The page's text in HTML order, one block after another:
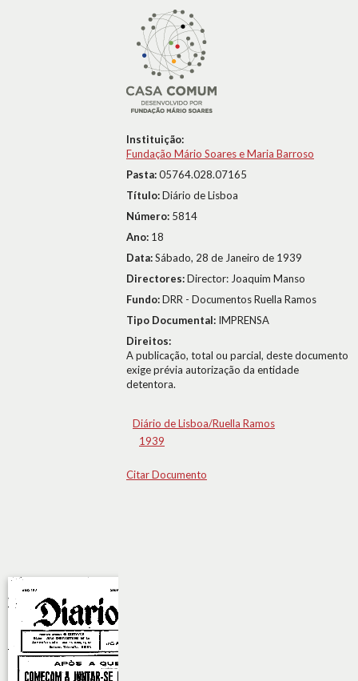
Instituição:
Fundação Mário Soares e Maria Barroso
Pasta:05764.028.07165
Título:Diário de Lisboa
Número: 5814
Ano: 18
Data:Sábado, 28 de Janeiro de 1939
Directores:Director: Joaquim Manso
Fundo:DRR - Documentos Ruella Ramos
Tipo Documental: IMPRENSA
Direitos:
A publicação, total ou parcial, deste documento
exige prévia autorização da entidade
detentora.
Diário de Lisboa/Ruella Ramos
1939
Citar Documento